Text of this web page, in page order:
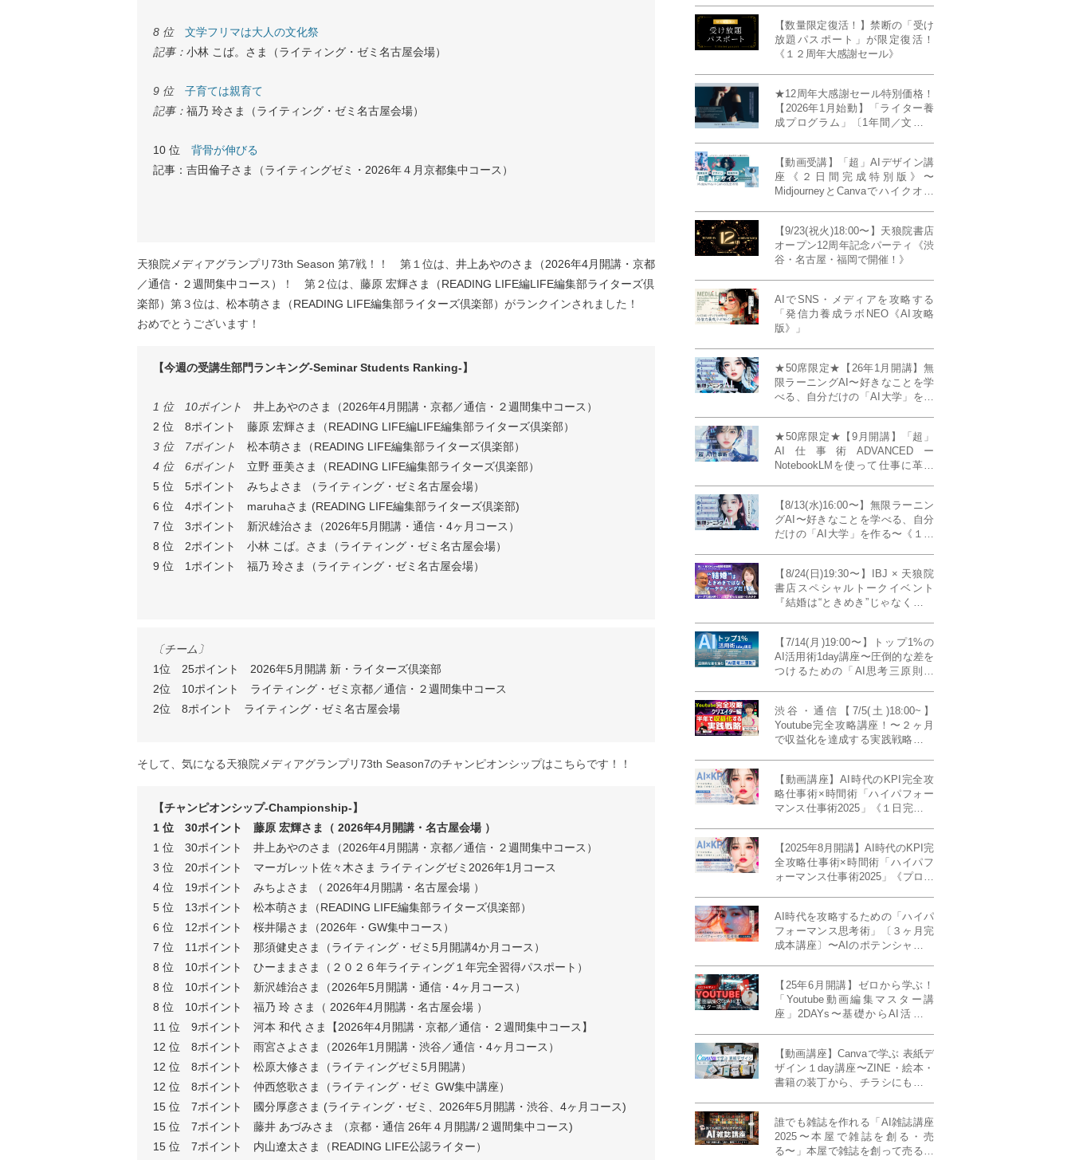
8 位 文学フリマは大人の文化祭
記事： 小林 こば。さま（ライティング・ゼミ名古屋会場）
9 位 子育ては親育て
記事： 福乃 玲さま（ライティング・ゼミ名古屋会場）
10 位 背骨が伸びる
記事：吉田倫子さま（ライティングゼミ・2026年４月京都集中コース）
天狼院メディアグランプリ73th Season 第7戦！！ 第１位は、 井上あやのさま（2026年4月開講・京都
／通信・２週間集中コース）
！ 第２位は、 藤原 宏輝さま（READING LIFE編LIFE編集部ライターズ倶
楽部） 第３位は、 松本萌さま（READING LIFE編集部ライターズ倶楽部） がランクインされました！
おめでとうございます！
【今週の受講生部門ランキング-Seminar Students Ranking-】
1 位 10ポイント 井上あやのさま（2026年4月開講・京都／通信・２週間集中コース）
2 位 8ポイント 藤原 宏輝さま（READING LIFE編LIFE編集部ライターズ倶楽部）
3 位 7ポイント 松本萌さま（READING LIFE編集部ライターズ倶楽部）
4 位 6ポイント 立野 亜美さま（READING LIFE編集部ライターズ倶楽部）
5 位 5ポイント みちよさま （ライティング・ゼミ名古屋会場）
6 位 4ポイント maruhaさま (READING LIFE編集部ライターズ倶楽部)
7 位 3ポイント 新沢雄治さま（2026年5月開講・通信・4ヶ月コース）
8 位 2ポイント 小林 こば。さま（ライティング・ゼミ名古屋会場）
9 位 1ポイント 福乃 玲さま（ライティング・ゼミ名古屋会場）
〔チーム〕
1位 25ポイント 2026年5月開講 新・ライターズ倶楽部
2位 10ポイント ライティング・ゼミ京都／通信・２週間集中コース
2位 8ポイント ライティング・ゼミ名古屋会場
そして、気になる天狼院メディアグランプリ73th Season7のチャンピオンシップはこちらです！！
【チャンピオンシップ-Championship-】
1 位 30ポイント 藤原 宏輝さま（ 2026年4月開講・名古屋会場 ）
1 位 30ポイント 井上あやのさま（2026年4月開講・京都／通信・２週間集中コース）
3 位 20ポイント マーガレット佐々木さま ライティングゼミ2026年1月コース
4 位 19ポイント みちよさま （ 2026年4月開講・名古屋会場 ）
5 位 13ポイント 松本萌さま（READING LIFE編集部ライターズ倶楽部）
6 位 12ポイント 桜井陽さま（2026年・GW集中コース）
7 位 11ポイント 那須健史さま（ライティング・ゼミ5月開講4か月コース）
8 位 10ポイント ひーままさま（２０２６年ライティング１年完全習得パスポート）
8 位 10ポイント 新沢雄治さま（2026年5月開講・通信・4ヶ月コース）
8 位 10ポイント 福乃 玲 さま（ 2026年4月開講・名古屋会場 ）
11 位 9ポイント 河本 和代 さま【2026年4月開講・京都／通信・２週間集中コース】
12 位 8ポイント 雨宮さよさま（2026年1月開講・渋谷／通信・4ヶ月コース）
12 位 8ポイント 松原大修さま（ライティングゼミ5月開講）
12 位 8ポイント 仲西悠歌さま（ライティング・ゼミ GW集中講座）
15 位 7ポイント 國分厚彦さま (ライティング・ゼミ、2026年5月開講・渋谷、4ヶ月コース)
15 位 7ポイント 藤井 あづみさま （京都・通信 26年４月開講/２週間集中コース)
15 位 7ポイント 内山遼太さま（READING LIFE公認ライター）
【数量限定復活！】禁断の「受け
放題パスポート」が限定復活！
《１２周年大感謝セール》
★12周年大感謝セール特別価格！
【2026年1月始動】「ライター養
成プログラム」〔1年間／文章講
ー”へ、全国どこからでも。〜《全
店舗リアルタイム参加OK／録画
視聴対応／限定4席》
【動画受講】「超」AIデザイン講
座《２日間完成特別版》〜
MidjourneyとCanvaでハイクオリ
【9/23(祝火)18:00〜】天狼院書店
オープン12周年記念パーティ《渋
谷・名古屋・福岡で開催！》
AIでSNS・メディアを攻略する
「発信力養成ラボNEO《AI攻略
版》」
★50席限定★【26年1月開講】無
限ラーニングAI〜好きなことを学
べる、自分だけの「AI大学」を作
★50席限定★【9月開講】「超」
AI仕事術ADVANCEDー
NotebookLMを使って仕事に革命
【8/13(水)16:00〜】無限ラーニン
グAI〜好きなことを学べる、自分
だけの「AI大学」を作る〜《１日
【8/24(日)19:30〜】IBJ × 天狼院
書店スペシャルトークイベント
『結婚は“ときめき”じゃなくて、
のカタチ〜《BOOKLove結婚相談
所presents》
【7/14(月)19:00〜】トップ1%の
AI活用術1day講座〜圧倒的な差を
つけるための「AI思考三原則」
渋谷・通信【7/5(土)18:00~】
Youtube完全攻略講座！〜２ヶ月
で収益化を達成する実践戦略！ゲ
発信力養成ラボNEO》
【動画講座】AI時代のKPI完全攻
略仕事術×時間術「ハイパフォー
マンス仕事術2025」《１日完成特
【2025年8月開講】AI時代のKPI完
全攻略仕事術×時間術「ハイパフ
ォーマンス仕事術2025」《プロフ
AI時代を攻略するための「ハイパ
フォーマンス思考術」〔３ヶ月完
成本講座〕〜AIのポテンシャルを
【25年6月開講】ゼロから学ぶ！
「Youtube動画編集マスター講
座」2DAYs〜基礎からAI活用ま
【動画講座】Canvaで学ぶ 表紙デ
ザイン１day講座〜ZINE・絵本・
書籍の装丁から、チラシにも活か
誰でも雑誌を作れる「AI雑誌講座
2025〜本屋で雑誌を創る・売
る〜」本屋で雑誌を創って売る！